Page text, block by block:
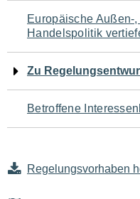
Navigation
für
den
Seiteninhalt
Europäische Außen-
Handelspolitik
Zu
Betroffene
Regelungsvorhaben